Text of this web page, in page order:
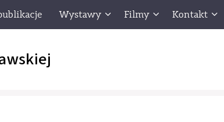
Wystawy Filmy Kontakt